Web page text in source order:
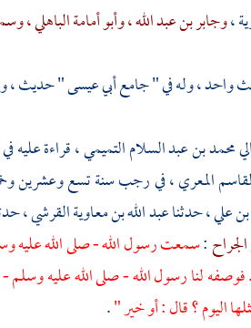
،وجابر بن عبد الله ،وأبو أمامة الباهلي ،
واحد ، وله في " جامعأبي عيسى" حديث ،
محمد بن عبد السلام التميمي ،قراءة عليه
المعري ،في رجب سنة تسع وعشرين
بن علي ،حدثناعبد الله بن معاوية القرشي ،
:سمعت رسول الله - صلى الله عليه
فوصفه لنا رسول الله - صلى الله عليه
اليوم ؟ قال : أو خير ".